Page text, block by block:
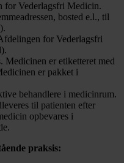
for Vederlagsfri Medicin.
bosted e.l., til
for Vederlagsfri
Medicinen er etiketteret med
er pakket i
behandlere i medicinrum.
til patienten efter
opbevares i
praksis: